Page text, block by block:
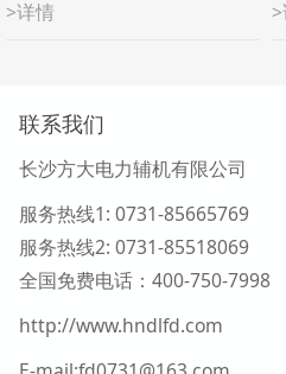
>详情
联系我们
长沙方大电力辅机有限公司
服务热线1: 0731-85665769
服务热线2: 0731-85518069
全国免费电话：400-750-7998
http://www.hndlfd.com